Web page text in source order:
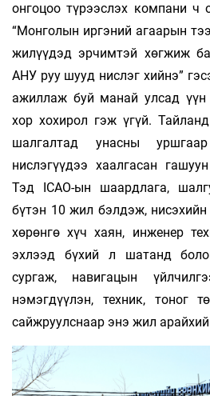
онгоцоо түрээслэх компани ч
“Монголын иргэний агаарын
жилүүдэд эрчимтэй хөгжиж
АНУ руу шууд нислэг хийнэ”
ажиллаж буй манай улсад
хор хохирол гэж үгүй.
шалгалтад унасны
нислэгүүдээ хаалгасан
Тэд ICAO-ын шаардлага,
бүтэн 10 жил бэлдэж, нисэхийн
хөрөнгө хүч хаян, инженер
эхлээд бүхий л шатанд
сургаж, навигацын
нэмэгдүүлэн, техник, тоног
сайжруулснаар энэ жил